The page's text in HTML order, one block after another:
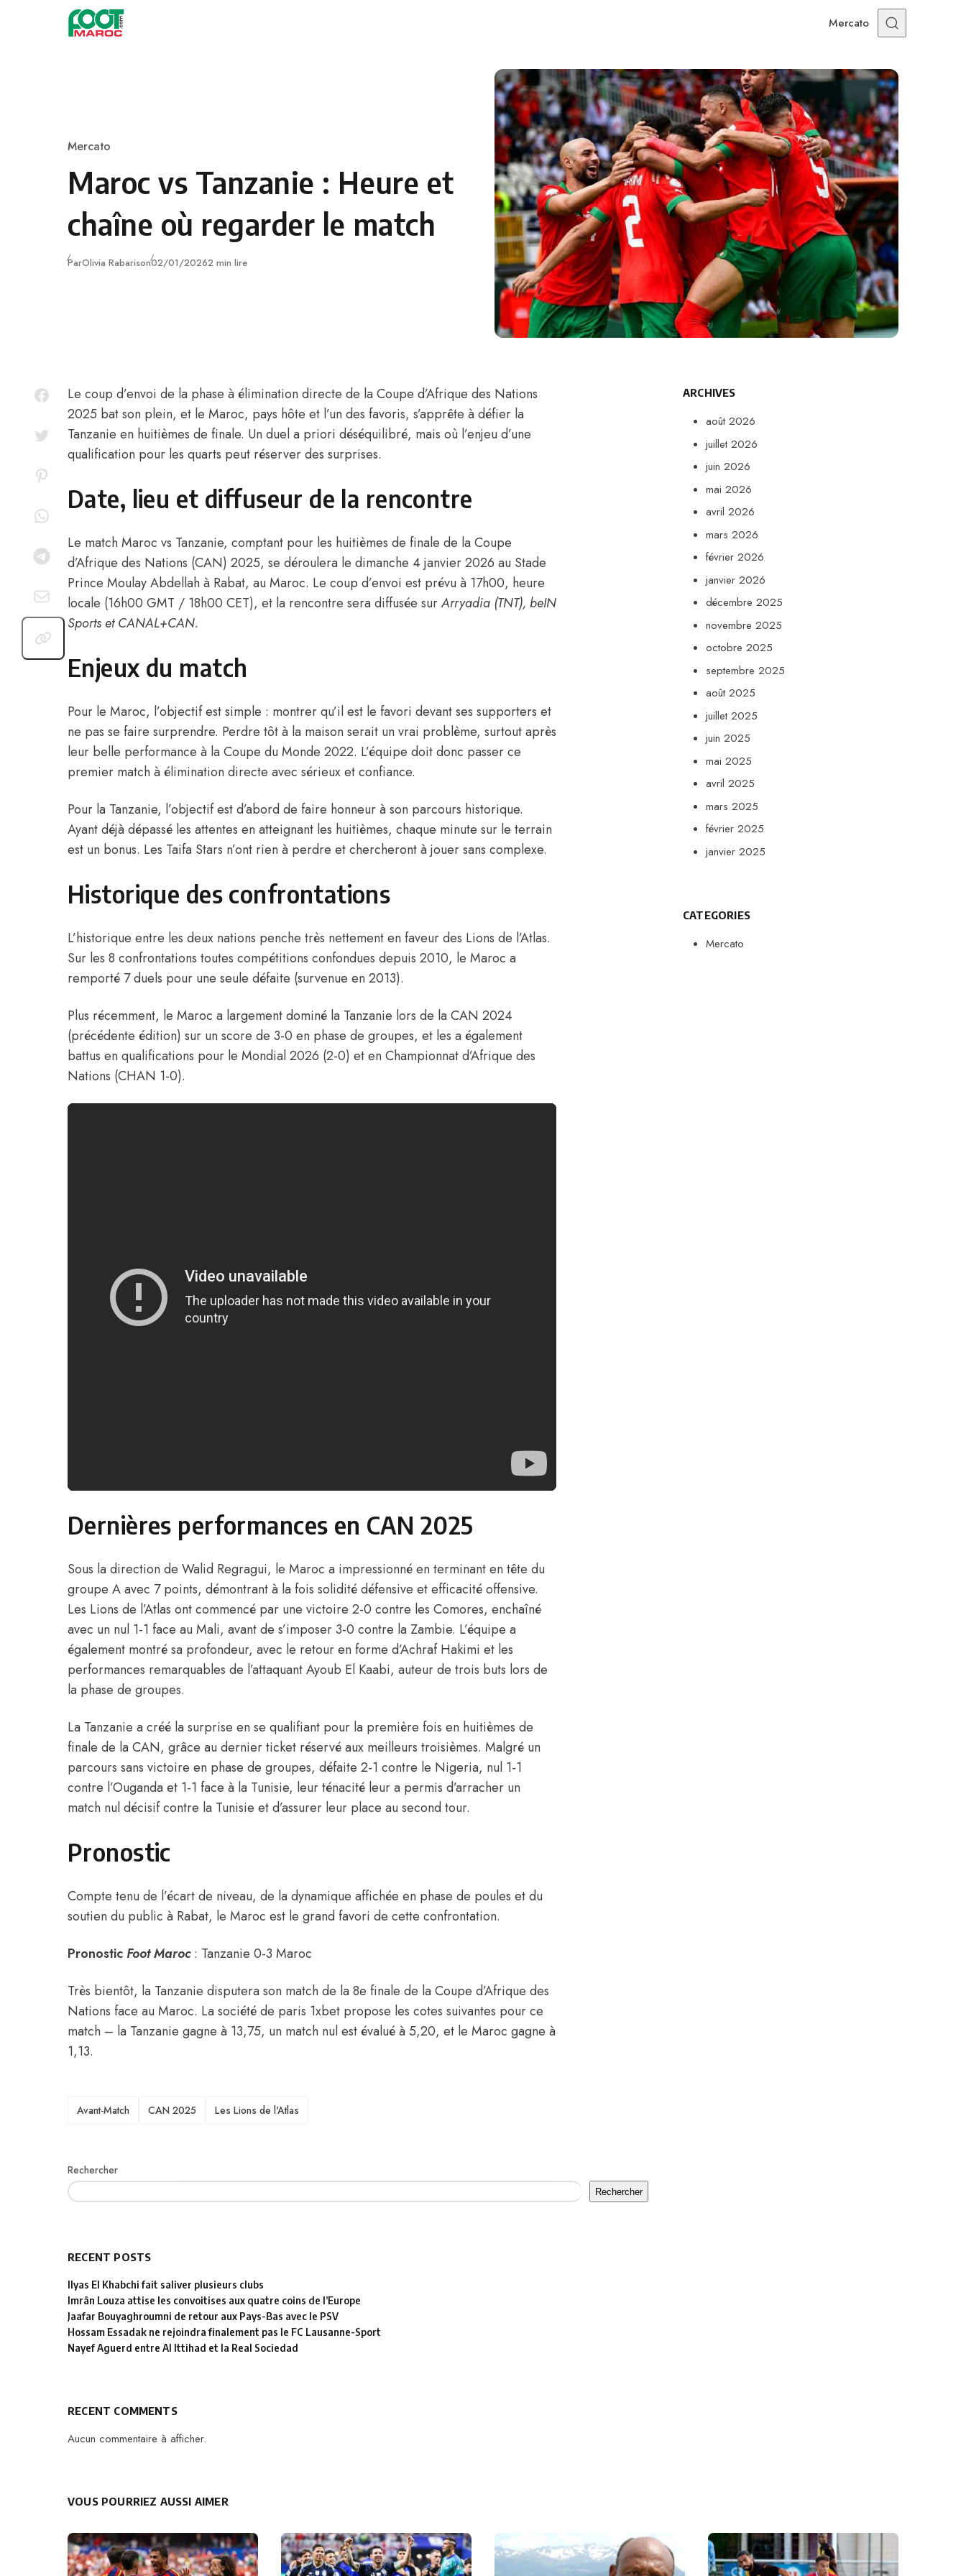
Skip to content
Mercato
Category
Mercato
Maroc vs Tanzanie : Heure et
chaîne où regarder le match
ParOlivia RabarisonPublié
02/01/20262 min lire
Le coup d’envoi de la phase à élimination directe de la Coupe d’Afrique des Nations
2025 bat son plein, et le Maroc, pays hôte et l’un des favoris, s’apprête à défier la
Tanzanie en huitièmes de finale. Un duel a priori déséquilibré, mais où l’enjeu d’une
qualification pour les quarts peut réserver des surprises.
Date, lieu et diffuseur de la rencontre
Le match Maroc vs Tanzanie, comptant pour les huitièmes de finale de la Coupe
d’Afrique des Nations (CAN) 2025, se déroulera le dimanche 4 janvier 2026 au Stade
Prince Moulay Abdellah à Rabat, au Maroc. Le coup d’envoi est prévu à 17h00, heure
locale (16h00 GMT / 18h00 CET), et la rencontre sera diffusée surArryadia (TNT), beIN
Sports et CANAL+CAN.
Enjeux du match
Pour le Maroc, l’objectif est simple : montrer qu’il est le favori devant ses supporters et
ne pas se faire surprendre. Perdre tôt à la maison serait un vrai problème, surtout après
leur belle performance à la Coupe du Monde 2022. L’équipe doit donc passer ce
premier match à élimination directe avec sérieux et confiance.
Pour la Tanzanie, l’objectif est d’abord de faire honneur à son parcours historique.
Ayant déjà dépassé les attentes en atteignant les huitièmes, chaque minute sur le terrain
est un bonus. Les Taifa Stars n’ont rien à perdre et chercheront à jouer sans complexe.
Historique des confrontations
L’historique entre les deux nations penche très nettement en faveur des Lions de l’Atlas.
Sur les 8 confrontations toutes compétitions confondues depuis 2010, le Maroc a
remporté 7 duels pour une seule défaite (survenue en 2013).
Plus récemment, le Maroc a largement dominé la Tanzanie lors de la CAN 2024
(précédente édition) sur un score de 3-0 en phase de groupes, et les a également
battus en qualifications pour le Mondial 2026 (2-0) et en Championnat d’Afrique des
Nations (CHAN 1-0).
Dernières performances en CAN 2025
Sous la direction de Walid Regragui, le Maroc a impressionné en terminant en tête du
groupe A avec 7 points, démontrant à la fois solidité défensive et efficacité offensive.
Les Lions de l’Atlas ont commencé par une victoire 2-0 contre les Comores, enchaîné
avec un nul 1-1 face au Mali, avant de s’imposer 3-0 contre la Zambie. L’équipe a
également montré sa profondeur, avec le retour en forme d’Achraf Hakimi et les
performances remarquables de l’attaquant Ayoub El Kaabi, auteur de trois buts lors de
la phase de groupes.
La Tanzanie a créé la surprise en se qualifiant pour la première fois en huitièmes de
finale de la CAN, grâce au dernier ticket réservé aux meilleurs troisièmes. Malgré un
parcours sans victoire en phase de groupes, défaite 2-1 contre le Nigeria, nul 1-1
contre l’Ouganda et 1-1 face à la Tunisie, leur ténacité leur a permis d’arracher un
match nul décisif contre la Tunisie et d’assurer leur place au second tour.
Pronostic
Compte tenu de l’écart de niveau, de la dynamique affichée en phase de poules et du
soutien du public à Rabat, le Maroc est le grand favori de cette confrontation.
Pronostic Foot Maroc: Tanzanie 0-3 Maroc
Très bientôt, la Tanzanie disputera son match de la 8e finale de la Coupe d’Afrique des
Nations face au Maroc. La société de paris 1xbet propose les cotes suivantes pour ce
match – la Tanzanie gagne à 13,75, un match nul est évalué à 5,20, et le Maroc gagne à
1,13.
TAGS
Avant-Match CAN 2025 Les Lions de l'Atlas
Rechercher
Rechercher
RECENT POSTS
Ilyas El Khabchi fait saliver plusieurs clubs
Imrân Louza attise les convoitises aux quatre coins de l’Europe
Jaafar Bouyaghroumni de retour aux Pays-Bas avec le PSV
Hossam Essadak ne rejoindra finalement pas le FC Lausanne-Sport
Nayef Aguerd entre Al Ittihad et la Real Sociedad
RECENT COMMENTS
Aucun commentaire à afficher.
ARCHIVES
août 2026
juillet 2026
juin 2026
mai 2026
avril 2026
mars 2026
février 2026
janvier 2026
décembre 2025
novembre 2025
octobre 2025
septembre 2025
août 2025
juillet 2025
juin 2025
mai 2025
avril 2025
mars 2025
février 2025
janvier 2025
CATEGORIES
Mercato
VOUS POURRIEZ AUSSI AIMER